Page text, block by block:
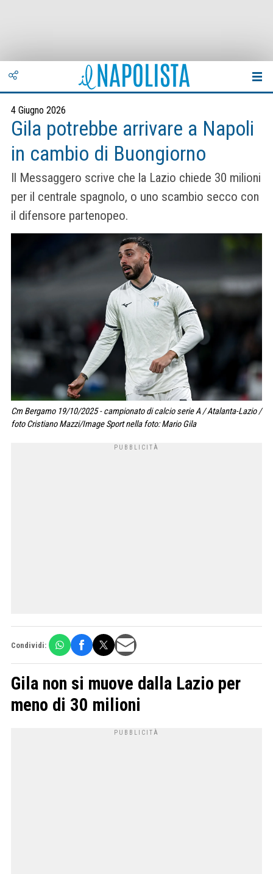
4 Giugno 2026
Gila potrebbe arrivare a Napoli
in cambio di Buongiorno
Il Messaggero scrive che la Lazio chiede 30 milioni
per il centrale spagnolo, o uno scambio secco con
il difensore partenopeo.
Cm Bergamo 19/10/2025 - campionato di calcio serie A / Atalanta-Lazio /
foto Cristiano Mazzi/Image Sport nella foto: Mario Gila
Condividi:
Gila non si muove dalla Lazio per
meno di 30 milioni